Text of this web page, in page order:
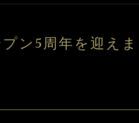
ン5周年を迎えま